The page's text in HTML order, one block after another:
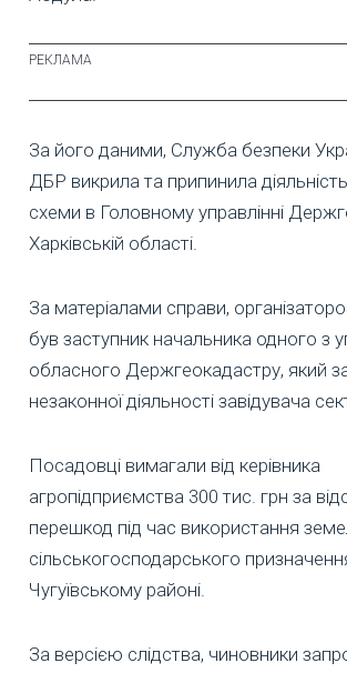
За його даними, Служба безпеки
ДБР викрила та припинила діяльність
схеми в Головному управлінні
Харківській області.
За матеріалами справи,
був заступник начальника одного з
обласного Держгеокадастру, який
незаконної діяльності завідувача
Посадовці вимагали від керівника
агропідприємства 300 тис. грн за
перешкод під час використання
сільськогосподарського
Чугуївському районі.
За версією слідства, чиновники